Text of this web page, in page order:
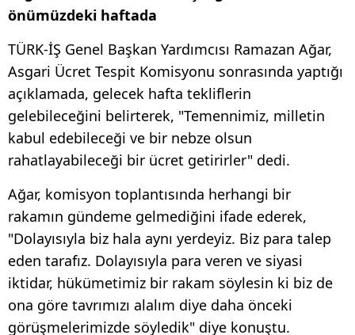
önümüzdeki haftada
TÜRK-İŞ Genel Başkan Yardımcısı Ramazan Ağar,
Asgari Ücret Tespit Komisyonu sonrasında yaptığı
açıklamada, gelecek hafta tekliflerin
gelebileceğini belirterek, "Temennimiz, milletin
kabul edebileceği ve bir nebze olsun
rahatlayabileceği bir ücret getirirler" dedi.
Ağar, komisyon toplantısında herhangi bir
rakamın gündeme gelmediğini ifade ederek,
"Dolayısıyla biz hala aynı yerdeyiz. Biz para talep
eden tarafız. Dolayısıyla para veren ve siyasi
iktidar, hükümetimiz bir rakam söylesin ki biz de
ona göre tavrımızı alalım diye daha önceki
görüşmelerimizde söyledik" diye konuştu.